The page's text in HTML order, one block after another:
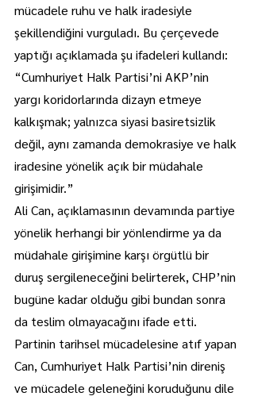
mücadele ruhu ve halk iradesiyle
şekillendiğini vurguladı. Bu çerçevede
yaptığı açıklamada şu ifadeleri kullandı:
“Cumhuriyet Halk Partisi’ni AKP’nin
yargı koridorlarında dizayn etmeye
kalkışmak; yalnızca siyasi basiretsizlik
değil, aynı zamanda demokrasiye ve halk
iradesine yönelik açık bir müdahale
girişimidir.”
Ali Can, açıklamasının devamında partiye
yönelik herhangi bir yönlendirme ya da
müdahale girişimine karşı örgütlü bir
duruş sergileneceğini belirterek, CHP’nin
bugüne kadar olduğu gibi bundan sonra
da teslim olmayacağını ifade etti.
Partinin tarihsel mücadelesine atıf yapan
Can, Cumhuriyet Halk Partisi’nin direniş
ve mücadele geleneğini koruduğunu dile